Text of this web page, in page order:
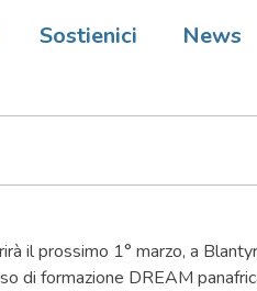
Sostienici News
il prossimo 1° marzo, a
di formazione DREAM